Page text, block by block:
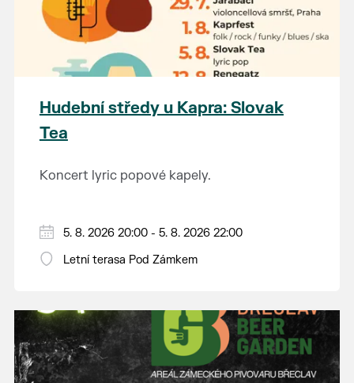
Hudební středy u Kapra: Slovak
Tea
Koncert lyric popové kapely.
5. 8. 2026 20:00 - 5. 8. 2026 22:00
Letní terasa Pod Zámkem